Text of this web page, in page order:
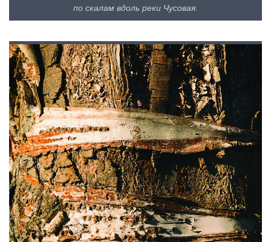
по скалам вдоль реки Чусовая.